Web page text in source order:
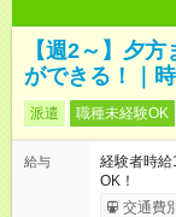
【週2～】夕
ができる！｜
派遣 職種未経験OK
給与
経験者時
OK！
交通費